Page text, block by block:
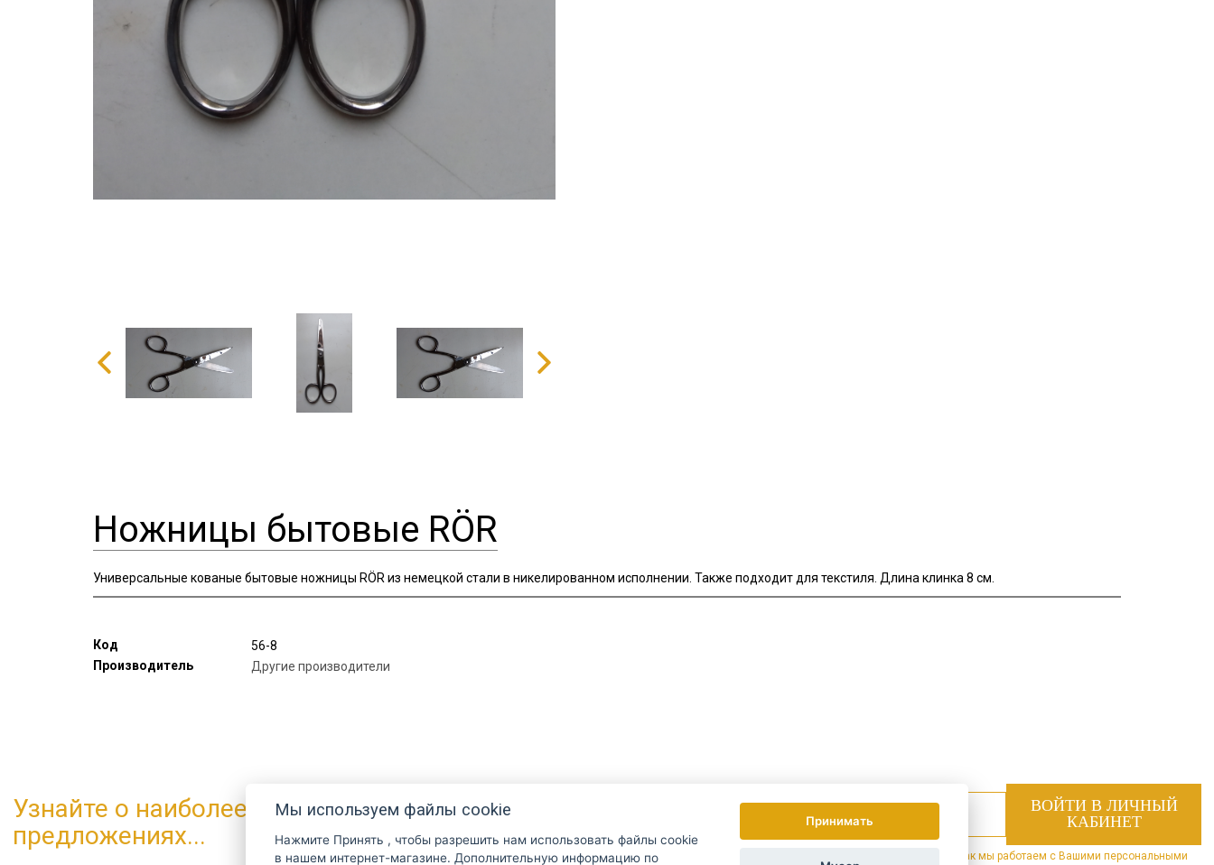
Ножницы бытовые RÖR
Универсальные кованые бытовые ножницы RÖR из немецкой стали в никелированном исполнении. Также подходит для текстиля. Длина клинка 8 см.
Код
56-8
Производитель
Другие производители
Узнайте о наиболее интересных
предложениях...
Раз в неделю мы рассылаем новости и специальные предложения.
Как мы работаем с Вашими персональными
Мы используем файлы cookie
Нажмите Принять , чтобы разрешить нам использовать файлы cookie
в нашем интернет-магазине. Дополнительную информацию по
Принимать